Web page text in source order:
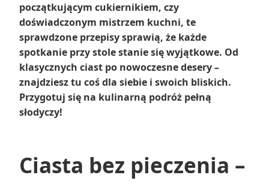
początkującym cukiernikiem, czy
doświadczonym mistrzem kuchni, te
sprawdzone przepisy sprawią, że każde
spotkanie przy stole stanie się wyjątkowe. Od
klasycznych ciast po nowoczesne desery –
znajdziesz tu coś dla siebie i swoich bliskich.
Przygotuj się na kulinarną podróż pełną
słodyczy!
Ciasta bez pieczenia –